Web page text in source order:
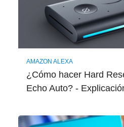
AMAZON ALEXA
¿Cómo hacer Hard
Echo Auto? -